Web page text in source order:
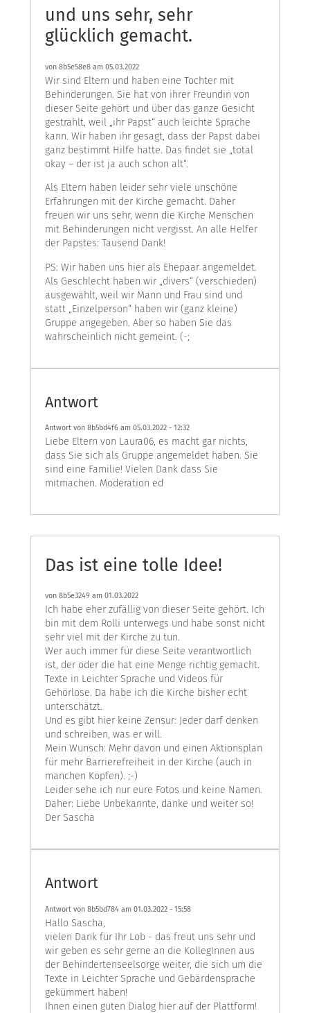
und uns sehr, sehr
glücklich gemacht.
von 8b5e58e8 am 05.03.2022
Wir sind Eltern und haben eine Tochter mit
Behinderungen. Sie hat von ihrer Freundin von
dieser Seite gehört und über das ganze Gesicht
gestrahlt, weil „ihr Papst“ auch leichte Sprache
kann. Wir haben ihr gesagt, dass der Papst dabei
ganz bestimmt Hilfe hatte. Das findet sie „total
okay – der ist ja auch schon alt“.
Als Eltern haben leider sehr viele unschöne
Erfahrungen mit der Kirche gemacht. Daher
freuen wir uns sehr, wenn die Kirche Menschen
mit Behinderungen nicht vergisst. An alle Helfer
der Papstes: Tausend Dank!
PS: Wir haben uns hier als Ehepaar angemeldet.
Als Geschlecht haben wir „divers“ (verschieden)
ausgewählt, weil wir Mann und Frau sind und
statt „Einzelperson“ haben wir (ganz kleine)
Gruppe angegeben. Aber so haben Sie das
wahrscheinlich nicht gemeint. (-;
Antwort
Antwort von 8b5bd4f6 am 05.03.2022 - 12:32
Liebe Eltern von Laura06, es macht gar nichts,
dass Sie sich als Gruppe angemeldet haben. Sie
sind eine Familie! Vielen Dank dass Sie
mitmachen. Moderation ed
Das ist eine tolle Idee!
von 8b5e3249 am 01.03.2022
Ich habe eher zufällig von dieser Seite gehört. Ich
bin mit dem Rolli unterwegs und habe sonst nicht
sehr viel mit der Kirche zu tun.
Wer auch immer für diese Seite verantwortlich
ist, der oder die hat eine Menge richtig gemacht.
Texte in Leichter Sprache und Videos für
Gehörlose. Da habe ich die Kirche bisher echt
unterschätzt.
Und es gibt hier keine Zensur: Jeder darf denken
und schreiben, was er will.
Mein Wunsch: Mehr davon und einen Aktionsplan
für mehr Barrierefreiheit in der Kirche (auch in
manchen Köpfen). ;-)
Leider sehe ich nur eure Fotos und keine Namen.
Daher: Liebe Unbekannte, danke und weiter so!
Der Sascha
Antwort
Antwort von 8b5bd784 am 01.03.2022 - 15:58
Hallo Sascha,
vielen Dank für Ihr Lob - das freut uns sehr und
wir geben es sehr gerne an die KollegInnen aus
der Behindertenseelsorge weiter, die sich um die
Texte in Leichter Sprache und Gebärdensprache
gekümmert haben!
Ihnen einen guten Dialog hier auf der Plattform!